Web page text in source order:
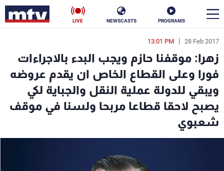
PROGRAMS
NEWSCASTS
LIVE
28 Feb 2017
13:01 PM
زهرا: موقفنا حازم ويجب البدء بالاجراءات
فورا وعلى القطاع الخاص ان يقدم عروضه
ويبقي للدولة عملية النقل والجباية لكي
يصبح لاحقا قطاعا مربحا ولسنا في موقف
شعبوي
en
الأخبار
سياسة ناس
إقتصاد فن
منوعات رياضة